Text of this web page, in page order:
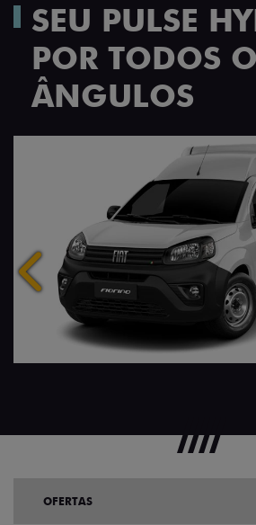
SEU PULSE
POR TODOS
ÂNGULOS
Anterior
OFERTAS